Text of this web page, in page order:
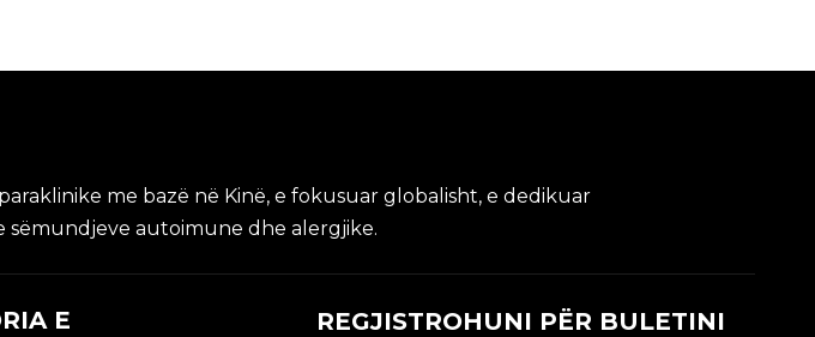
me bazë në Kinë, e fokusuar globalisht, e dedikuar
sëmundjeve autoimune dhe alergjike.
E
REGJISTROHUNI PËR BULETINI